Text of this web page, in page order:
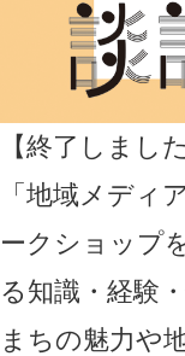
【終了しました
「地域メディ
ークショップ
る知識・経験
まちの魅力や